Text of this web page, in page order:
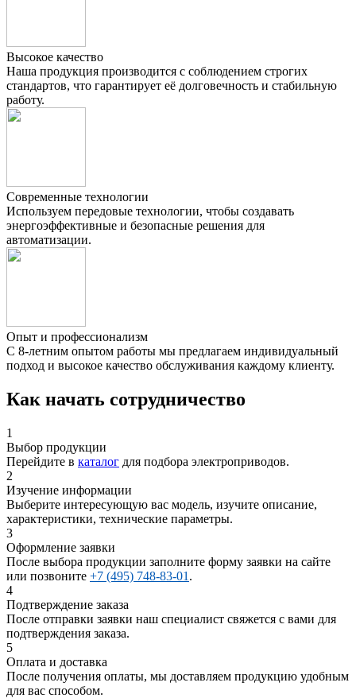
Высокое качество
Наша продукция производится с соблюдением строгих
стандартов, что гарантирует её долговечность и стабильную
работу.
Современные технологии
Используем передовые технологии, чтобы создавать
энергоэффективные и безопасные решения для
автоматизации.
Опыт и профессионализм
С 8-летним опытом работы мы предлагаем индивидуальный
подход и высокое качество обслуживания каждому клиенту.
Как начать сотрудничество
1
Выбор продукции
Перейдите в каталог для подбора электроприводов.
2
Изучение информации
Выберите интересующую вас модель, изучите описание,
характеристики, технические параметры.
3
Оформление заявки
После выбора продукции заполните форму заявки на сайте
или позвоните +7 (495) 748-83-01 .
4
Подтверждение заказа
После отправки заявки наш специалист свяжется с вами для
подтверждения заказа.
5
Оплата и доставка
После получения оплаты, мы доставляем продукцию удобным
для вас способом.